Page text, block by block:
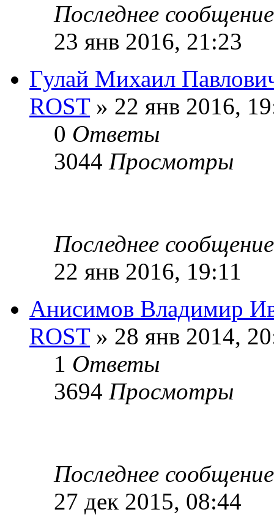
Последнее
23 янв 2016, 21:23
Гулай Михаил
ROST» 22 янв 2016,
0 Ответы
3044 Просмотры
Последнее
22 янв 2016, 19:11
Анисимов Владимир
ROST» 28 янв 2014,
1 Ответы
3694 Просмотры
Последнее
27 дек 2015, 08:44